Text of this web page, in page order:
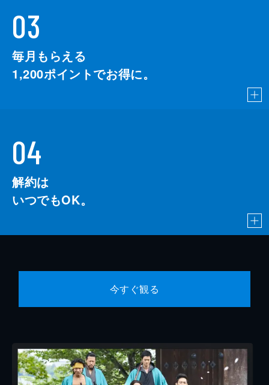
03
毎月もらえる
1,200ポイントでお得に。
04
解約は
いつでもOK。
今すぐ観る